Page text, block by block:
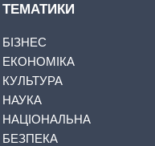
ТЕМАТИКИ
БІЗНЕС
ЕКОНОМІКА
КУЛЬТУРА
НАУКА
НАЦІОНАЛЬНА
БЕЗПЕКА